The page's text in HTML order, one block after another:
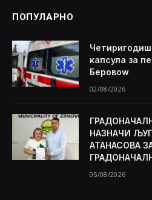
ПОПУЛАРНО
капсула за
Беровоw
02/08/2026
НАЗНАЧИ
АТАНАСОВА
05/08/2026